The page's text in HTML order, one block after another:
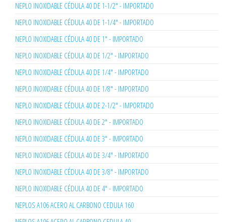
NEPLO INOXIDABLE CÉDULA 40 DE 1-1/2" - IMPORTADO
NEPLO INOXIDABLE CÉDULA 40 DE 1-1/4" - IMPORTADO
NEPLO INOXIDABLE CÉDULA 40 DE 1" - IMPORTADO
NEPLO INOXIDABLE CÉDULA 40 DE 1/2" - IMPORTADO
NEPLO INOXIDABLE CÉDULA 40 DE 1/4" - IMPORTADO
NEPLO INOXIDABLE CÉDULA 40 DE 1/8" - IMPORTADO
NEPLO INOXIDABLE CÉDULA 40 DE 2-1/2" - IMPORTADO
NEPLO INOXIDABLE CÉDULA 40 DE 2" - IMPORTADO
NEPLO INOXIDABLE CÉDULA 40 DE 3" - IMPORTADO
NEPLO INOXIDABLE CÉDULA 40 DE 3/4" - IMPORTADO
NEPLO INOXIDABLE CÉDULA 40 DE 3/8" - IMPORTADO
NEPLO INOXIDABLE CÉDULA 40 DE 4" - IMPORTADO
NEPLOS A106 ACERO AL CARBONO CEDULA 160